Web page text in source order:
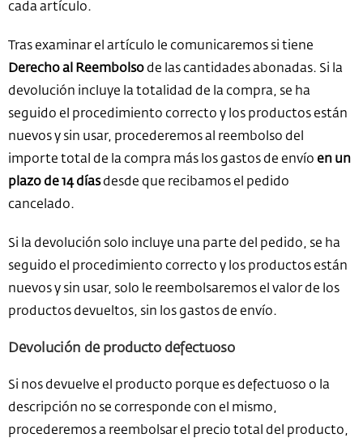
cada artículo.
Tras examinar el artículo le comunicaremos si tiene
Derecho al Reembolso de las cantidades abonadas. Si la
devolución incluye la totalidad de la compra, se ha
seguido el procedimiento correcto y los productos están
nuevos y sin usar, procederemos al reembolso del
importe total de la compra más los gastos de envío en un
plazo de 14 díasdesde que recibamos el pedido
cancelado.
Si la devolución solo incluye una parte del pedido, se ha
seguido el procedimiento correcto y los productos están
nuevos y sin usar, solo le reembolsaremos el valor de los
productos devueltos, sin los gastos de envío.
Devolución de producto defectuoso
Si nos devuelve el producto porque es defectuoso o la
descripción no se corresponde con el mismo,
procederemos a reembolsar el precio total del producto,